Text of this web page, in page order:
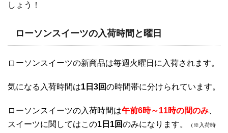
しょう！
ローソンスイーツの入荷時間と曜日
ローソンスイーツの新商品は毎週火曜日に入荷されます。
気になる入荷時間は1日3回の時間帯に分けられています。
ローソンスイーツの入荷時間は午前6時～11時の間のみ
スイーツに関してはこの1日1回のみになります。 （※入荷時